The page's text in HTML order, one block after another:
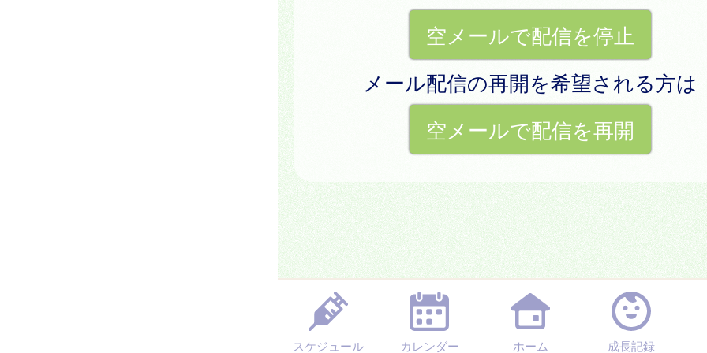
空メールで配信を停止
メール配信の再開を希望される方は
空メールで配信を再開
スケジュール カレンダー ホーム 成長記録